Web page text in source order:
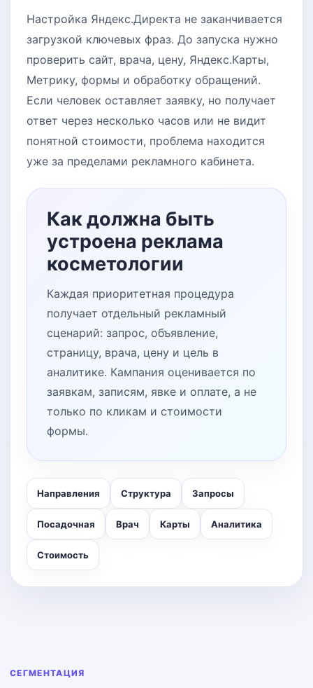
Настройка Яндекс.Директа не заканчивается
загрузкой ключевых фраз. До запуска нужно
проверить сайт, врача, цену, Яндекс.Карты,
Метрику, формы и обработку обращений.
Если человек оставляет заявку, но получает
ответ через несколько часов или не видит
понятной стоимости, проблема находится
уже за пределами рекламного кабинета.
Как должна быть
устроена реклама
косметологии
Каждая приоритетная процедура
получает отдельный рекламный
сценарий: запрос, объявление,
страницу, врача, цену и цель в
аналитике. Кампания оценивается по
заявкам, записям, явке и оплате, а не
только по кликам и стоимости
формы.
Направления Структура Запросы
Посадочная Врач Карты Аналитика
Стоимость
СЕГМЕНТАЦИЯ